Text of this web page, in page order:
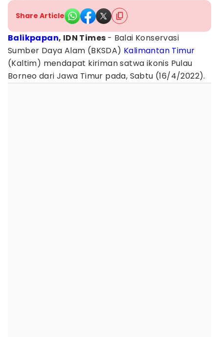
Share Article
Balikpapan, IDN Times - Balai Konservasi
Sumber Daya Alam (BKSDA) Kalimantan Timur
(Kaltim) mendapat kiriman satwa ikonis Pulau
Borneo dari Jawa Timur pada, Sabtu (16/4/2022).